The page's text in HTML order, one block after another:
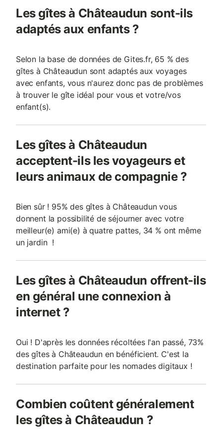
Les gîtes à Châteaudun sont-ils
adaptés aux enfants ?
Selon la base de données de Gites.fr, 65 % des
gîtes à Châteaudun sont adaptés aux voyages
avec enfants, vous n'aurez donc pas de problèmes
à trouver le gîte idéal pour vous et votre/vos
enfant(s).
Les gîtes à Châteaudun
acceptent-ils les voyageurs et
leurs animaux de compagnie ?
Bien sûr ! 95% des gîtes à Châteaudun vous
donnent la possibilité de séjourner avec votre
meilleur(e) ami(e) à quatre pattes, 34 % ont même
un jardin !
Les gîtes à Châteaudun offrent-ils
en général une connexion à
internet ?
Oui ! D'après les données récoltées l'an passé, 73%
des gîtes à Châteaudun en bénéficient. C'est la
destination parfaite pour les nomades digitaux !
Combien coûtent généralement
les gîtes à Châteaudun ?